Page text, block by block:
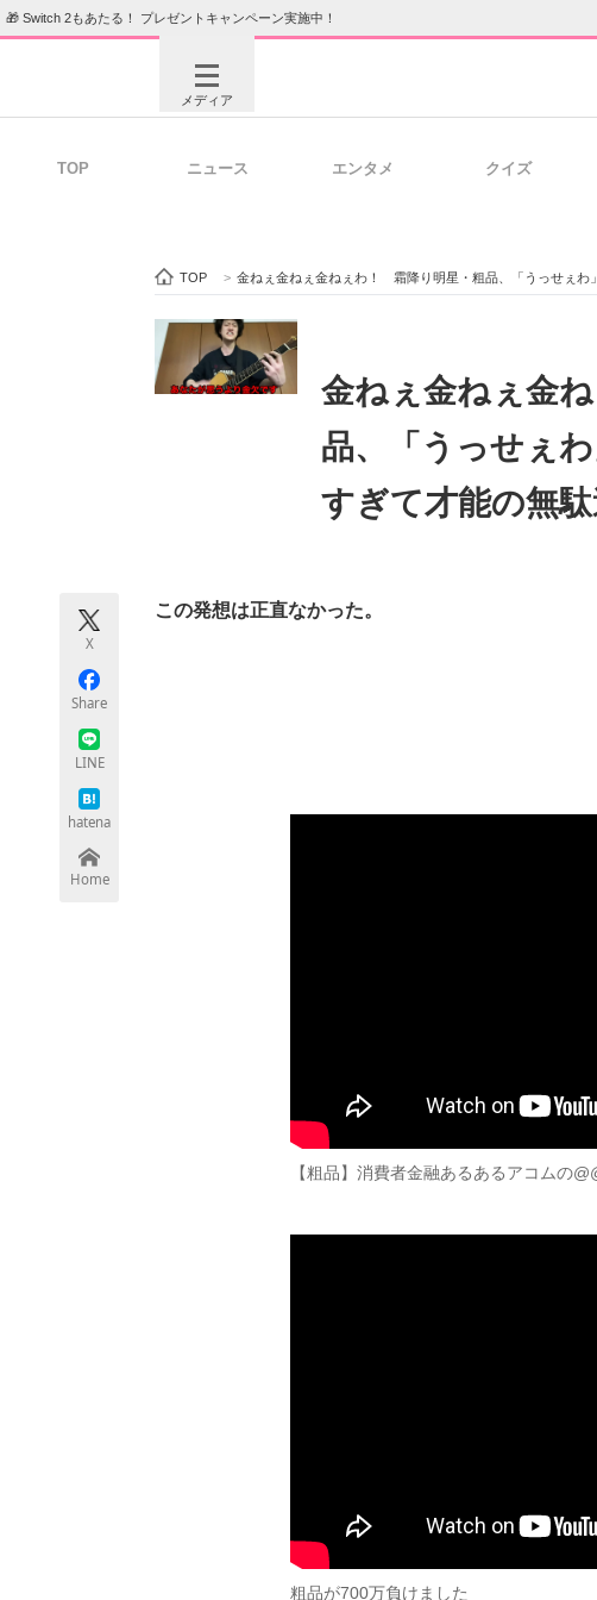
🎁 Switch 2もあたる！ プレゼントキャンペーン実施中！
メディア
ビジネスと働き方のヒント
ITエンジニア向け専門サイト 企業向けIT製品の総合
TOP ニュース エンタメ クイズ
TOP > 金ねぇ金ねぇ金ねぇわ！ 霜降り明星・粗品、「うっせぇわ
金ねぇ金ねぇ金
品、「うっせぇ
すぎて才能の無
X
Share
LINE
hatena
Home
この発想は正直なかった。
【粗品】消費者金融あるあるアコムの
粗品が700万負けました